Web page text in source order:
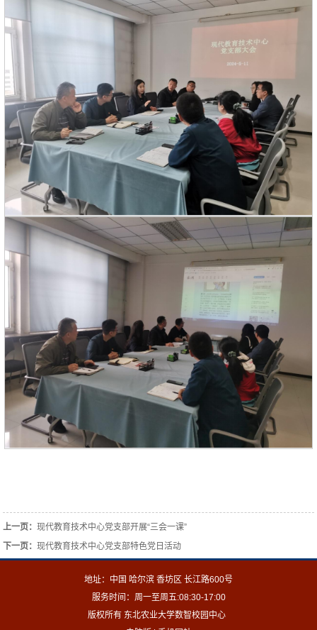
上一页：现代教育技术中心党支部开展“三会一课”
下一页：现代教育技术中心党支部特色党日活动
地址：中国 哈尔滨 香坊区 长江路600号
服务时间：周一至周五:08:30-17:00
版权所有 东北农业大学数智校园中心